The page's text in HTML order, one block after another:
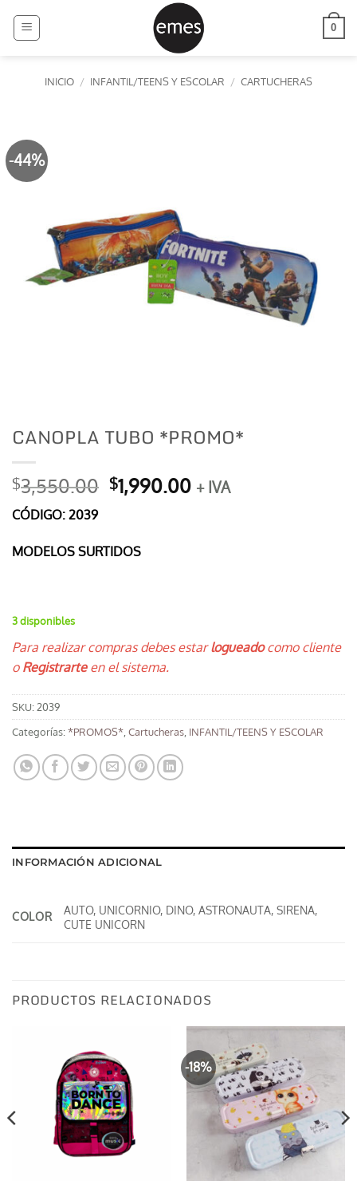
0
INICIO / INFANTIL/TEENS Y ESCOLAR / CARTUCHERAS
-44%
CANOPLA TUBO *PROMO*
$3,550.00 El
precio
era:
$3,550.00.
$1,990.00El+ IVA
CÓDIGO: 2039
MODELOS SURTIDOS
3 disponibles
Para realizar compras debes estarlogueadocomo cliente
oRegistrarteen el sistema.
SKU: 2039
Categorías:*PROMOS* Cartucheras INFANTIL/TEENS Y ESCOLAR
INFORMACIÓN ADICIONAL
COLOR
AUTO, UNICORNIO, DINO, ASTRONAUTA, SIRENA,
CUTE UNICORN
PRODUCTOS RELACIONADOS
-18%